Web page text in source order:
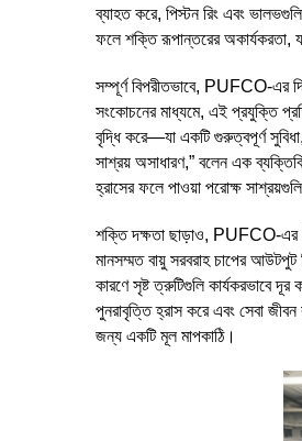
ব্যাহত করে, পিস্টন রিং এবং
ফলে শক্তি রূপান্তরের অকার্যকরতা,
সম্পূর্ণ বিপরীতভাবে, PUFCO-এর
সংকোচনের মাধ্যমে, এই প্রযুক্তি
বৃদ্ধি করে—যা একটি গুরুত্বপূর্ণ
সাশ্রয় অসাধারণ,” বলেন এক
হ্রাসের ফলে পাওয়া পরোক্ষ
শক্তি দক্ষতা ছাড়াও, PUFCO-এর
মানসম্মত বায়ু সরবরাহ চাপের
কারণে সৃষ্ট ত্রুটিগুলি কার্যকরভাবে
পুনরাবৃত্তি হ্রাস করে এবং সেবা
জন্য একটি মূল মাপকাঠি।